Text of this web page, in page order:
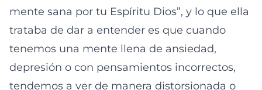
mente sana por tu Espíritu Dios”, y lo que ella
trataba de dar a entender es que cuando
tenemos una mente llena de ansiedad,
depresión o con pensamientos incorrectos,
tendemos a ver de manera distorsionada o